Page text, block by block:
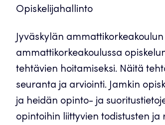
Opiskelijahallinto
Jyväskylän
ammattikorkeakoulussa
tehtävien hoitamiseksi. Näitä
seuranta ja arviointi. Jamkin
ja heidän opinto- ja
opintoihin liittyvien todistusten